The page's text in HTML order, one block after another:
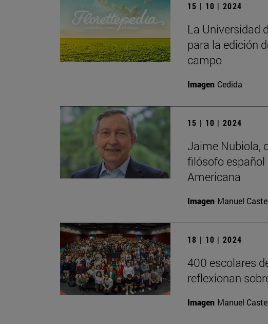
15 | 10 | 2024
La Universidad
para la edición
campo
Imagen Cedida
15 | 10 | 2024
Jaime Nubiola,
filósofo español
Americana
Imagen Manuel
18 | 10 | 2024
400 escolares
reflexionan
Imagen Manuel